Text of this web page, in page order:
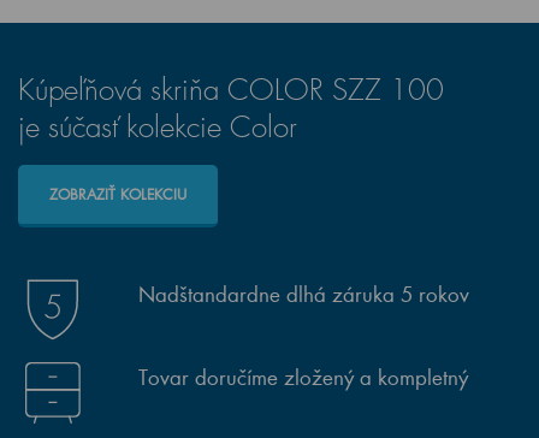
Kúpeľňová skriňa COLOR SZZ 100
je súčasť kolekcie Color
ZOBRAZIŤ KOLEKCIU
Nadštandardne dlhá záruka 5 rokov
Tovar doručíme zložený a kompletný